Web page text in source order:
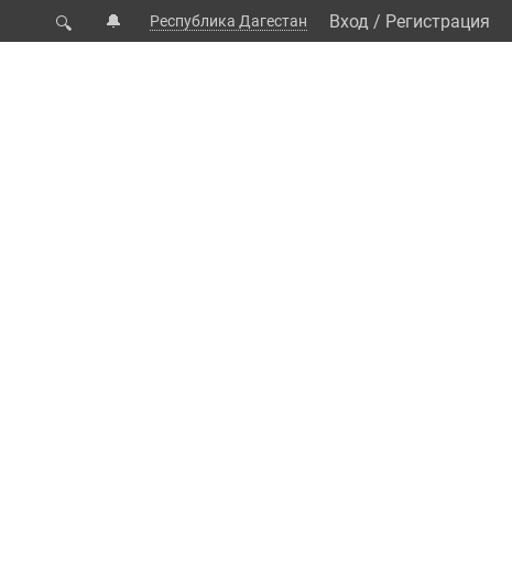
🔍 🔔 Республика Дагестан Вход / Регистрация